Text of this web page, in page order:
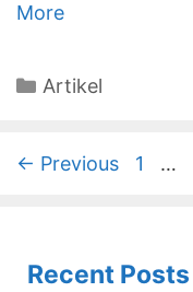
More
Categories
Artikel
← Previous Page
1 …
Recent Posts